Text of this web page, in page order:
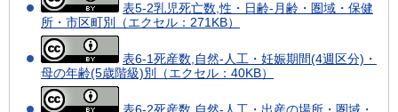
表5-2乳児死亡数,性・日齢-月齢・圏域・保健
所・市区町別（エクセル：271KB）
表6-1死産数,自然-人工・妊娠期間(4週区分)・
母の年齢(5歳階級)別（エクセル：40KB）